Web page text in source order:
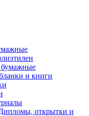
бумажные
и книги
открытки и